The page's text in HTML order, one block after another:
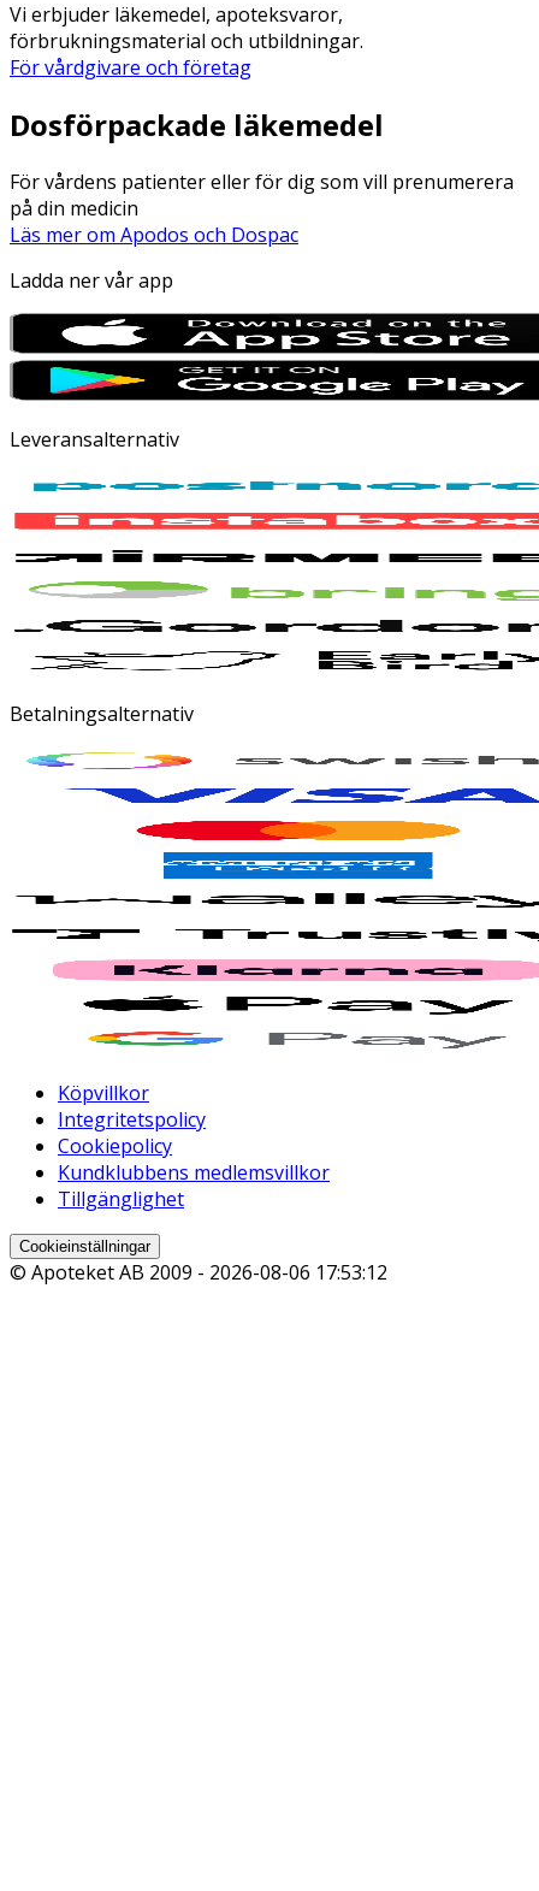
Vi erbjuder läkemedel, apoteksvaror,
förbrukningsmaterial och utbildningar.
För vårdgivare och företag
Dosförpackade läkemedel
För vårdens patienter eller för dig som vill prenumerera
på din medicin
Läs mer om Apodos och Dospac
Ladda ner vår app
Leveransalternativ
Betalningsalternativ
Köpvillkor
Integritetspolicy
Cookiepolicy
Kundklubbens medlemsvillkor
Tillgänglighet
Cookieinställningar
© Apoteket AB 2009 - 2026-08-06 17:53:12